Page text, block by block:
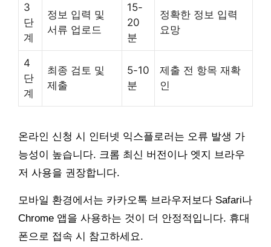
3
단
계
정보 입력 및
서류 업로드
15-
20
분
정확한 정보 입력
요망
4
단
계
최종 검토 및
제출
5-10
분
제출 전 항목 재확
인
온라인 신청 시 인터넷 익스플로러는 오류 발생 가
능성이 높습니다. 크롬 최신 버전이나 엣지 브라우
저 사용을 권장합니다.
모바일 환경에서는 카카오톡 브라우저보다 Safari나
Chrome 앱을 사용하는 것이 더 안정적입니다. 휴대
폰으로 접속 시 참고하세요.